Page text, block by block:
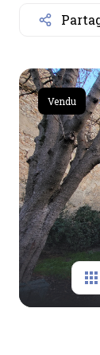
mail
contact
Vendu